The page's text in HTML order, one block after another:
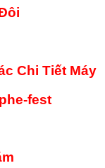
Chi Tiết Máy